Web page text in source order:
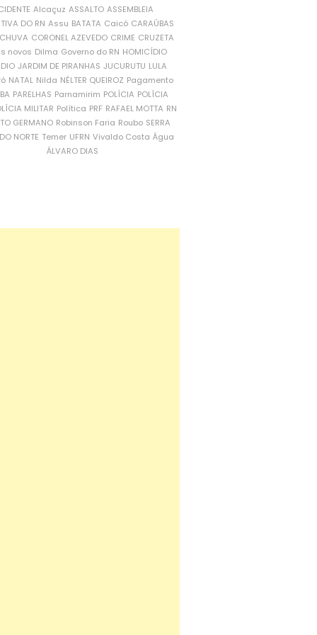
Alcaçuz ASSALTO ASSEMBLEIA
DO RN Assu BATATA Caicó CARAÚBAS
CORONEL AZEVEDO CRIME CRUZETA
novos Dilma Governo do RN HOMICÍDIO
JARDIM DE PIRANHAS JUCURUTU LULA
NATAL Nilda NÉLTER QUEIROZ Pagamento
PARELHAS Parnamirim POLÍCIA POLÍCIA
MILITAR Política PRF RAFAEL MOTTA RN
GERMANO Robinson Faria Roubo SERRA
NORTE Temer UFRN Vivaldo Costa Água
ÁLVARO DIAS